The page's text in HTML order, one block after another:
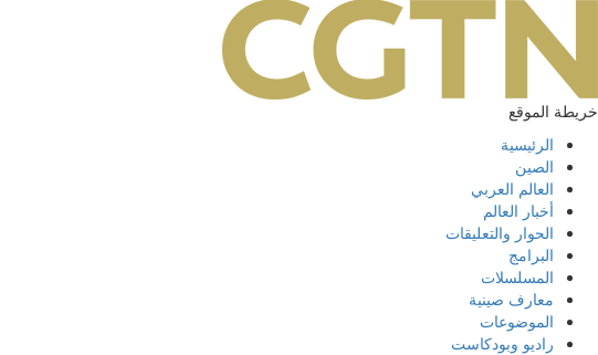
خريطة الموقع
الرئيسية
الصين
العالم العربي
أخبار العالم
الحوار والتعليقات
البرامج
المسلسلات
معارف صينية
الموضوعات
راديو وبودكاست